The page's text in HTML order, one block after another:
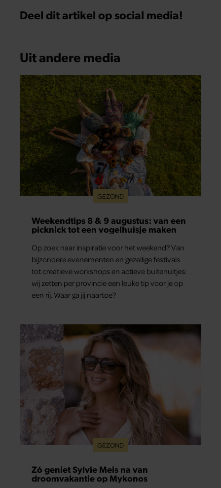
Deel dit artikel op social media!
Uit andere media
GEZOND
Weekendtips 8 & 9 augustus: van een
picknick tot een vogelhuisje maken
Op zoek naar inspiratie voor het weekend? Van
bijzondere evenementen en gezellige festivals
tot creatieve workshops en actieve buitenuitjes:
wij zetten per provincie een leuke tip voor je op
een rij. Waar ga jij naartoe?
GEZOND
Zó geniet Sylvie Meis na van
droomvakantie op Mykonos